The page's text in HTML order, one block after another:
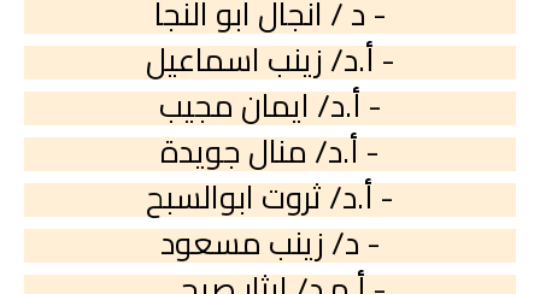
- د / انجال ابو النجا
- أ.د/ زينب اسماعيل
- أ.د/ ايمان مجيب
- أ.د/ منال جويدة
- أ.د/ ثروت ابوالسبح
- د/ زينب مسعود